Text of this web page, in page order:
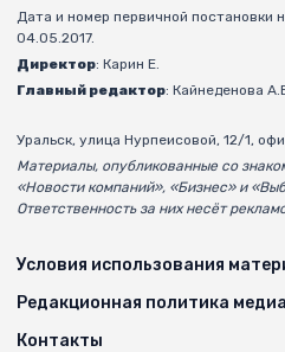
Дата и номер первичной
04.05.2017.
Директор: Карин Е.
Главный редактор: Кайнеденова
Уральск, улица Нурпеисовой, 12/1,
Материалы, опубликованные со
«Новости компаний», «Бизнес» и
Ответственность за них несёт
Условия использования
Редакционная политика
Контакты